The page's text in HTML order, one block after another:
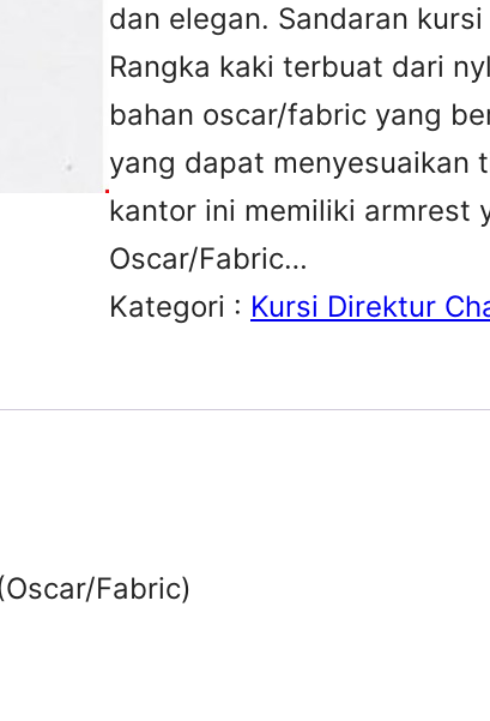
dan elegan. Sandaran
Rangka kaki terbuat dari
bahan oscar/fabric yang
yang dapat menyesuaikan
kantor ini memiliki armrest
Oscar/Fabric…
Kategori : Kursi Direktur
Fabric)